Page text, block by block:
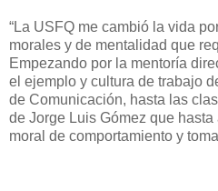
“La USFQ me cambió la vida
morales y de mentalidad que
Empezando por la mentoría
el ejemplo y cultura de trabajo
de Comunicación, hasta las
de Jorge Luis Gómez que
moral de comportamiento y